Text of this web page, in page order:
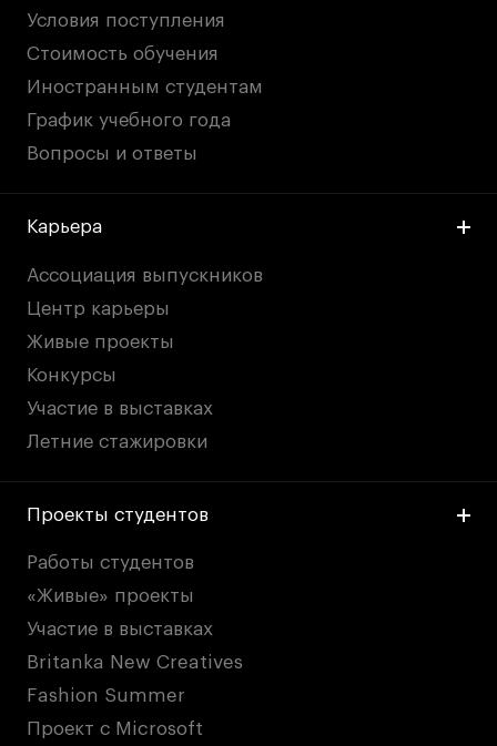
Условия поступления
Стоимость обучения
Иностранным студентам
График учебного года
Вопросы и ответы
Карьера
Ассоциация выпускников
Центр карьеры
Живые проекты
Конкурсы
Участие в выставках
Летние стажировки
Проекты студентов
Работы студентов
«Живые» проекты
Участие в выставках
Britanka New Creatives
Fashion Summer
Проект с Microsoft